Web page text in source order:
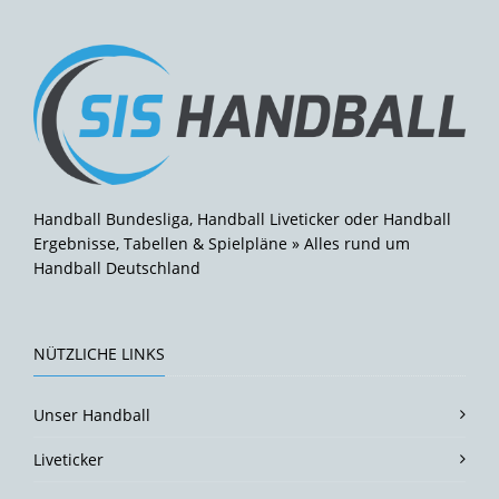
Handball Bundesliga, Handball Liveticker oder Handball
Ergebnisse, Tabellen & Spielpläne » Alles rund um
Handball Deutschland
NÜTZLICHE LINKS
Unser Handball
Liveticker